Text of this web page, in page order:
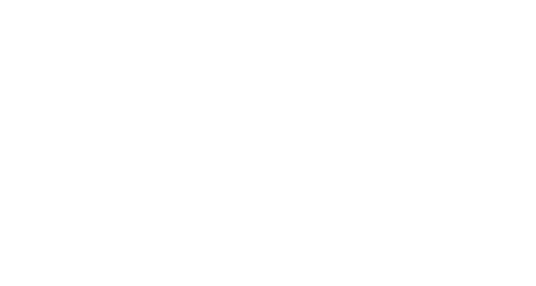
3、选择全能型香港服务器，当您的服务器忘记密码没关系，